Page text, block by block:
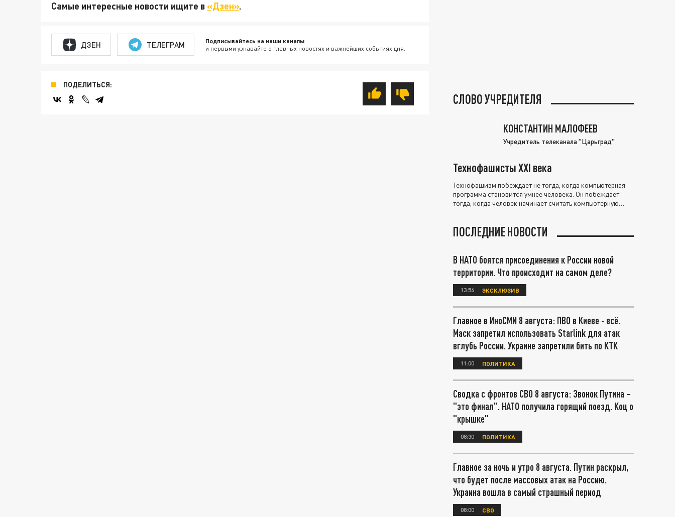
Самые интересные новости ищите в«Дзен».
ДЗЕН ТЕЛЕГРАМ Подписывайтесь на наши каналы
и первыми узнавайте о главных новостях и важнейших событиях дня.
ПОДЕЛИТЬСЯ:
СЛОВО УЧРЕДИТЕЛЯ
КОНСТАНТИН МАЛОФЕЕВ
Учредитель телеканала "Царьград"
Технофашисты XXI века
Технофашизм побеждает не тогда, когда компьютерная
программа становится умнее человека. Он побеждает
тогда, когда человек начинает считать компьютерную
ПОСЛЕДНИЕ НОВОСТИ
В НАТО боятся присоединения к России новой
территории. Что происходит на самом деле?
13:56 ЭКСКЛЮЗИВ
Главное в ИноСМИ 8 августа: ПВО в Киеве - всё.
Маск запретил использовать Starlink для атак
вглубь России. Украине запретили бить по КТК
11:00 ПОЛИТИКА
Сводка с фронтов СВО 8 августа: Звонок Путина –
"это финал". НАТО получила горящий поезд. Коц о
"крышке"
08:30 ПОЛИТИКА
Главное за ночь и утро 8 августа. Путин раскрыл,
что будет после массовых атак на Россию.
Украина вошла в самый страшный период
08:00 СВО